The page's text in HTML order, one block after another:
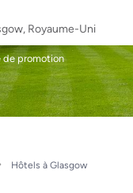
de la ville ou de l'hôtel
de promotion
Hôtels à Glasgow